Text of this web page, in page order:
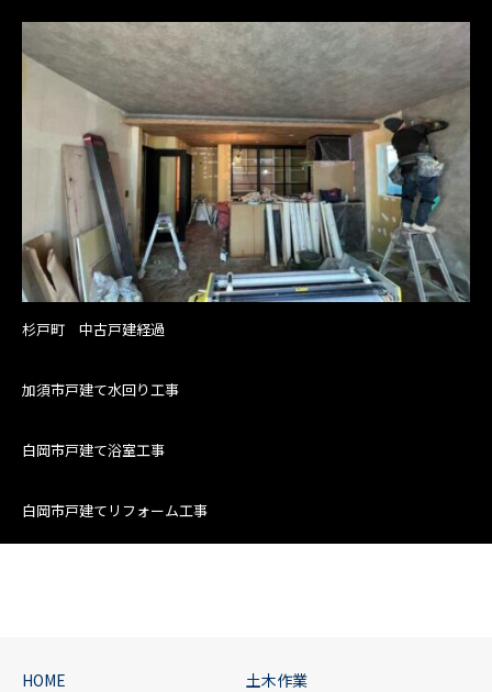
杉戸町 中古戸建経過
加須市戸建て水回り工事
白岡市戸建て浴室工事
白岡市戸建てリフォーム工事
HOME 土木作業